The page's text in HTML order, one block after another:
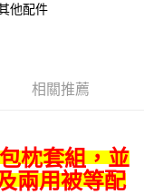
至「AFTEE先享後付」
帳。
他配件
相關推薦
枕套組，並
兩用被等配